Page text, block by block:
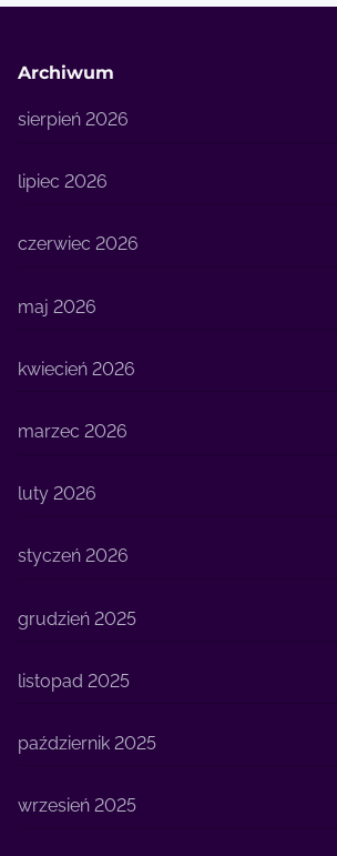
Archiwum
sierpień 2026
lipiec 2026
czerwiec 2026
maj 2026
kwiecień 2026
marzec 2026
luty 2026
styczeń 2026
grudzień 2025
listopad 2025
październik 2025
wrzesień 2025